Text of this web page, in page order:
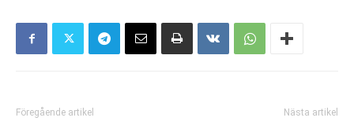
Föregående artikel Nästa artikel